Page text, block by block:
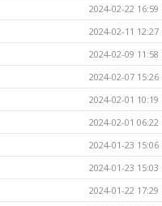
2024-02-22 16:59
2024-02-11 12:27
2024-02-09 11:58
2024-02-07 15:26
2024-02-01 10:19
2024-02-01 06:22
2024-01-23 15:06
2024-01-23 15:03
2024-01-22 17:29